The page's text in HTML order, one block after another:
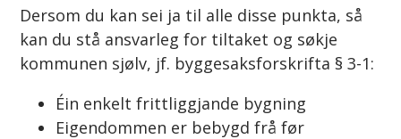
Dersom du kan sei ja til alle disse punkta, så
kan du stå ansvarleg for tiltaket og søkje
kommunen sjølv, jf. byggesaksforskrifta § 3-1:
Éin enkelt frittliggjande bygning
Eigendommen er bebygd frå før